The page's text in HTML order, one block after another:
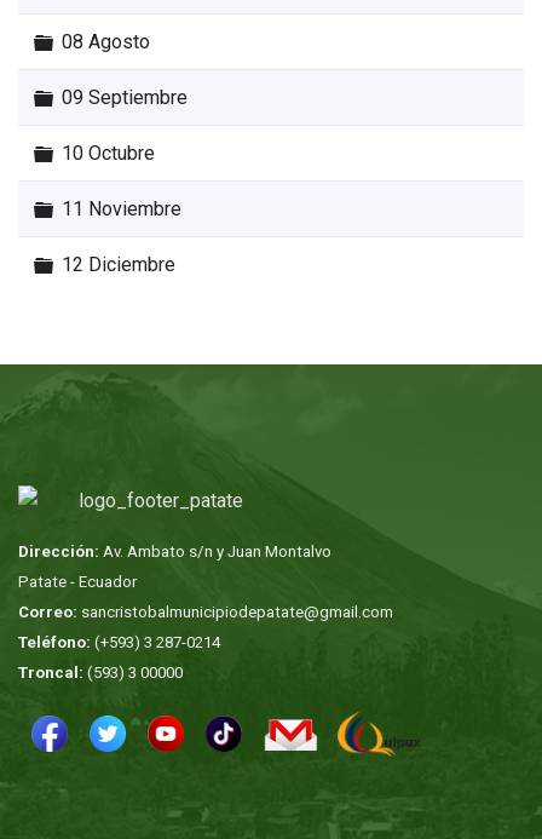
Carpeta
08 Agosto
Carpeta
09 Septiembre
Carpeta
10 Octubre
Carpeta
11 Noviembre
Carpeta
12 Diciembre
Dirección: Av. Ambato s/n y Juan Montalvo
Patate - Ecuador
Correo: sancristobalmunicipiodepatate@gmail.com
Teléfono: (+593) 3 287-0214
Troncal: (593) 3 00000